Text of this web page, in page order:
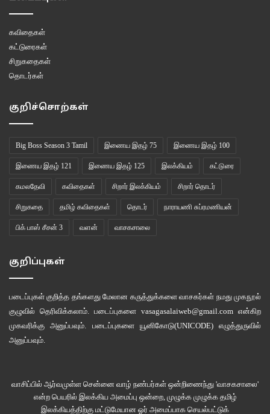
கவிதைகள்
கட்டுரைகள்
சிறுகதைகள்
தொடர்கள்
குறிச்சொற்கள்
Big Boss Season 3 Tamil இணைய இதழ் 75 இணைய இதழ் 100
இணைய இதழ் 121 இணைய இதழ் 125 இலக்கியம் கட்டுரை
கமலதேவி கவிதைகள் சிறார் இலக்கியம் சிறார் தொடர்
சிறுகதை தமிழ் கவிதைகள் தொடர் நாராயணி சுப்ரமணியன்
பிக் பாஸ் சீசன் 3 வளன் வாசகசாலை
குறிப்புகள்
படைப்புகள் குறித்த தங்களது மேலான கருத்துக்களை வாசகர்கள் நமது முகநூல்
குழுவில் தெரிவிக்கலாம். படைப்புகளை vasagasalaiweb@gmail.com என்கிற
முகவரிக்கு அனுப்பவும். படைப்புகளை யூனிகோடு(UNICODE)எழுத்துருவில்
அனுப்பவும்.
வாசிப்பில் ஆர்வமுள்ள சென்னை வாழ் நண்பர்கள் ஒன்றிணைந்து 'வாசகசாலை'
என்ற பெயரில் இலக்கிய அமைப்பு ஒன்றை, முழுக்க முழுக்க தமிழ்
இலக்கியத்திற்கு மட்டுமேயான ஓர் அமைப்பாக செயல்பட்டுக்